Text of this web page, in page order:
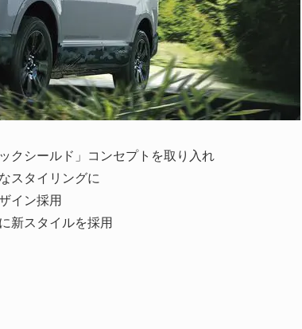
クシールド」コンセプトを取り入れ
スタイリングに
イン採用
新スタイルを採用